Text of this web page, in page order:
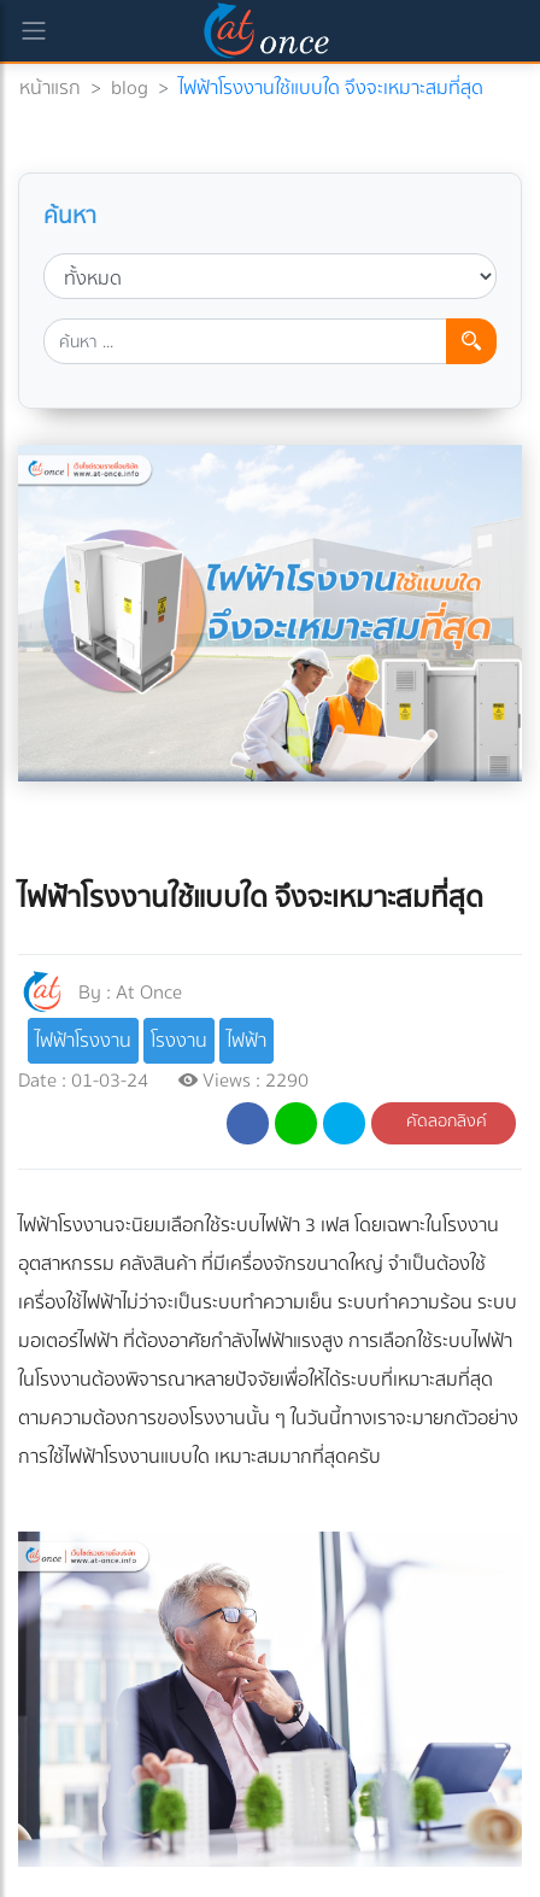
หน้าแรก > blog > ไฟฟ้าโรงงานใช้แบบใด จึงจะเหมาะสมที่สุด
ค้นหา
ไฟฟ้าโรงงานใช้แบบใด จึงจะเหมาะสมที่สุด
By :At Once
ไฟฟ้าโรงงาน
โรงงาน
ไฟฟ้า
Date : 01-03-24
Views : 2290
คัดลอกลิงค์
ไฟฟ้าโรงงานจะนิยมเลือกใช้ระบบไฟฟ้า 3 เฟส โดยเฉพาะในโรงงาน
อุตสาหกรรม คลังสินค้า ที่มีเครื่องจักรขนาดใหญ่ จำเป็นต้องใช้
เครื่องใช้ไฟฟ้าไม่ว่าจะเป็นระบบทำความเย็น ระบบทำความร้อน ระบบ
มอเตอร์ไฟฟ้า ที่ต้องอาศัยกำลังไฟฟ้าแรงสูง การเลือกใช้ระบบไฟฟ้า
ในโรงงานต้องพิจารณาหลายปัจจัยเพื่อให้ได้ระบบที่เหมาะสมที่สุด
ตามความต้องการของโรงงานนั้น ๆ ในวันนี้ทางเราจะมายกตัวอย่าง
การใช้ไฟฟ้าโรงงานแบบใด เหมาะสมมากที่สุดครับ